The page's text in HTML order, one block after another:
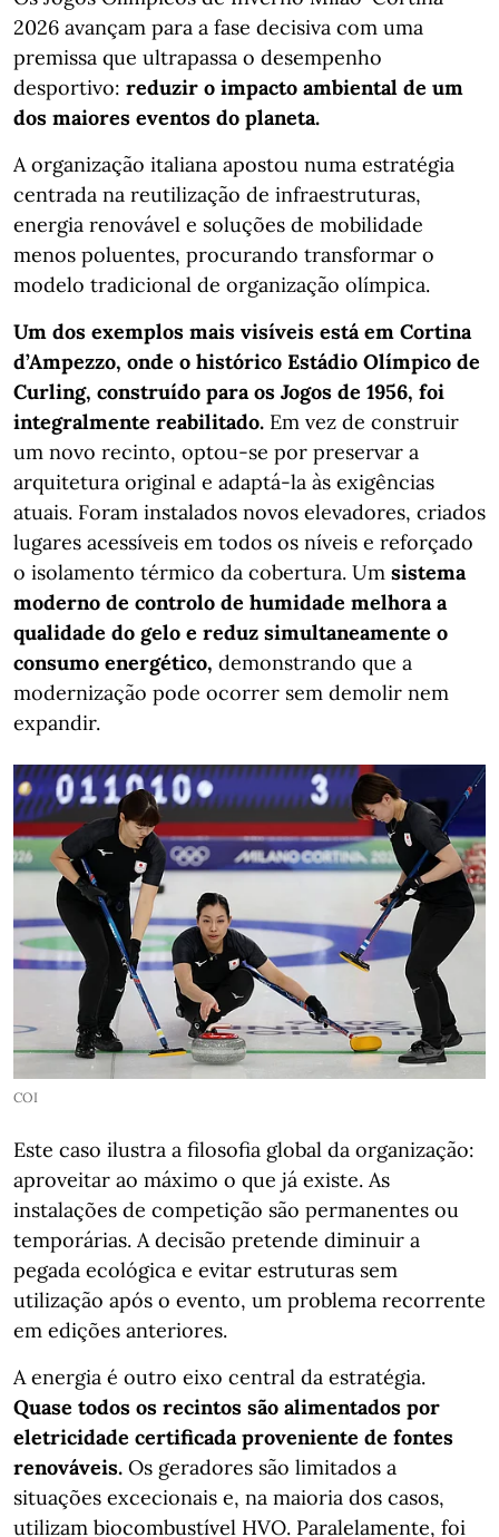
2026 avançam para a fase decisiva com uma
premissa que ultrapassa o desempenho
desportivo: reduzir o impacto ambiental de um
dos maiores eventos do planeta.
A organização italiana apostou numa estratégia
centrada na reutilização de infraestruturas,
energia renovável e soluções de mobilidade
menos poluentes, procurando transformar o
modelo tradicional de organização olímpica.
Um dos exemplos mais visíveis está em Cortina
d’Ampezzo, onde o histórico Estádio Olímpico de
Curling, construído para os Jogos de 1956, foi
integralmente reabilitado. Em vez de construir
um novo recinto, optou-se por preservar a
arquitetura original e adaptá-la às exigências
atuais. Foram instalados novos elevadores, criados
lugares acessíveis em todos os níveis e reforçado
o isolamento térmico da cobertura. Um sistema
moderno de controlo de humidade melhora a
qualidade do gelo e reduz simultaneamente o
consumo energético, demonstrando que a
modernização pode ocorrer sem demolir nem
expandir.
COI
Este caso ilustra a filosofia global da organização:
aproveitar ao máximo o que já existe. As
instalações de competição são permanentes ou
temporárias. A decisão pretende diminuir a
pegada ecológica e evitar estruturas sem
utilização após o evento, um problema recorrente
em edições anteriores.
A energia é outro eixo central da estratégia.
Quase todos os recintos são alimentados por
eletricidade certificada proveniente de fontes
renováveis. Os geradores são limitados a
situações excecionais e, na maioria dos casos,
utilizam biocombustível HVO. Paralelamente, foi